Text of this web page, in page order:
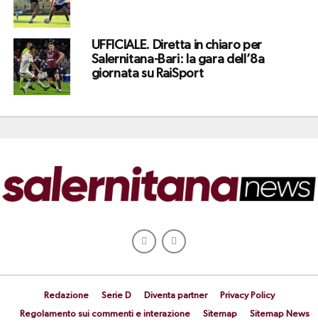
UFFICIALE. Diretta in chiaro per
Salernitana-Bari: la gara dell’8a
giornata su RaiSport
Redazione Serie D Diventa partner
Privacy Policy
Regolamento sui commenti e interazione
Sitemap Sitemap News